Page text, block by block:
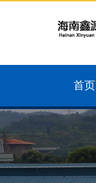
首页